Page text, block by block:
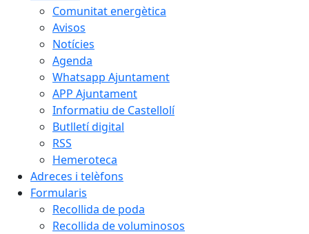
Comunitat energètica
Avisos
Notícies
Agenda
Whatsapp Ajuntament
APP Ajuntament
Informatiu de Castellolí
Butlletí digital
RSS
Hemeroteca
Adreces i telèfons
Formularis
Recollida de poda
Recollida de voluminosos